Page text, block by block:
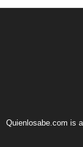
Quienlosabe.com is